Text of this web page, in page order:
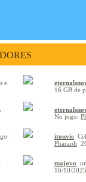
e
16 GB de
No jogo:
itouvie
Pharaoh
majovo
16/10/